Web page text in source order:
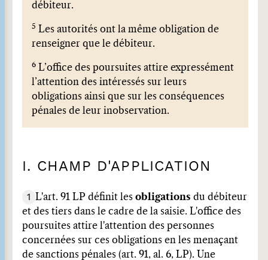
débiteur.
5
Les autorités ont la même obligation de
renseigner que le débiteur.
6
L’office des poursuites attire expressément
l’attention des intéressés sur leurs
obligations ainsi que sur les conséquences
pénales de leur inobservation.
I. CHAMP D'APPLICATION
1 L'art. 91 LP définit les obligations du débiteur
et des tiers dans le cadre de la saisie. L'office des
poursuites attire l'attention des personnes
concernées sur ces obligations en les menaçant
de sanctions pénales (art. 91, al. 6, LP). Une